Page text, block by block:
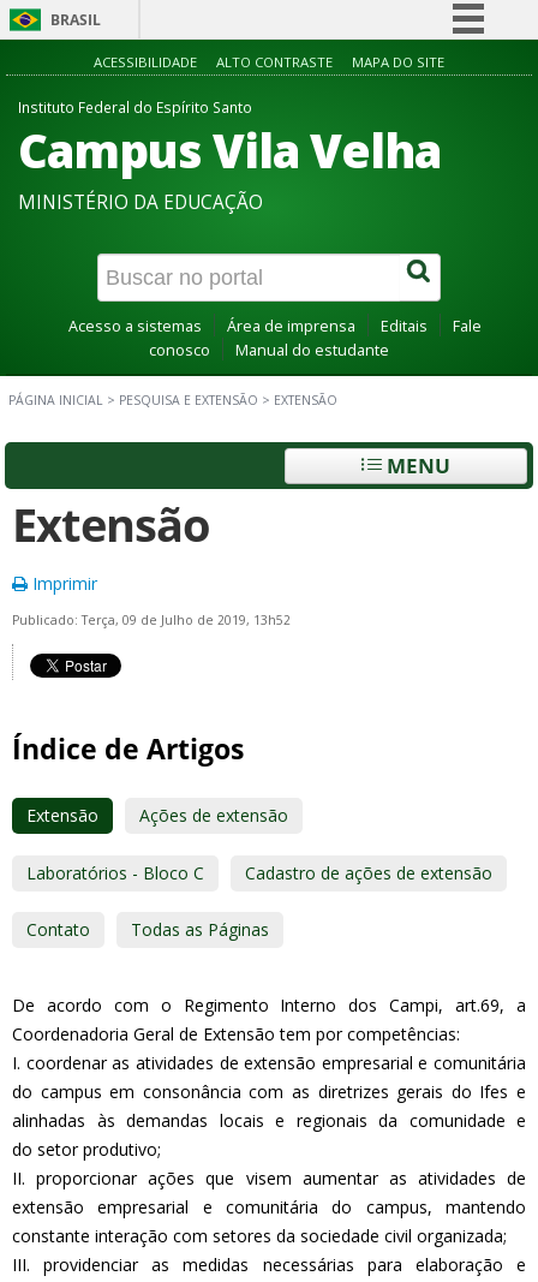
BRASIL
Simplifique!
Participe
Acesso à informação
Canais
ACESSIBILIDADE ALTO CONTRASTE MAPA DO SITE
Instituto Federal do Espírito Santo
Campus Vila Velha
MINISTÉRIO DA EDUCAÇÃO
Acesso a sistemas Área de imprensa Editais
Fale
conosco
Manual do estudante
PÁGINA INICIAL > PESQUISA E EXTENSÃO > EXTENSÃO
MENU
Extensão
Imprimir
Publicado: Terça, 09 de Julho de 2019, 13h52
Índice de Artigos
Extensão Ações de extensão
Laboratórios - Bloco C Cadastro de ações de extensão
Contato Todas as Páginas
De acordo com o Regimento Interno dos Campi, art.69, a
Coordenadoria Geral de Extensão tem por competências:
I. coordenar as atividades de extensão empresarial e comunitária
do campus em consonância com as diretrizes gerais do Ifes e
alinhadas às demandas locais e regionais da comunidade e
do setor produtivo;
II. proporcionar ações que visem aumentar as atividades de
extensão empresarial e comunitária do campus, mantendo
constante interação com setores da sociedade civil organizada;
III. providenciar as medidas necessárias para elaboração e